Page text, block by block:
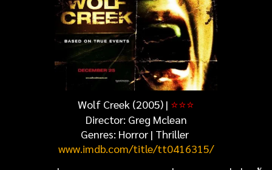
Wolf Creek (2005) | ⭐⭐⭐
Director: Greg Mclean
Genres: Horror | Thriller
www.imdb.com/title/tt0416315/